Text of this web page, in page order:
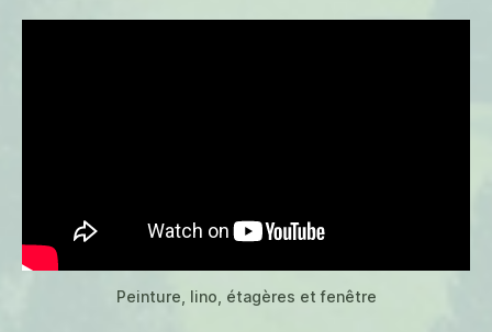
Peinture, lino, étagères et fenêtre